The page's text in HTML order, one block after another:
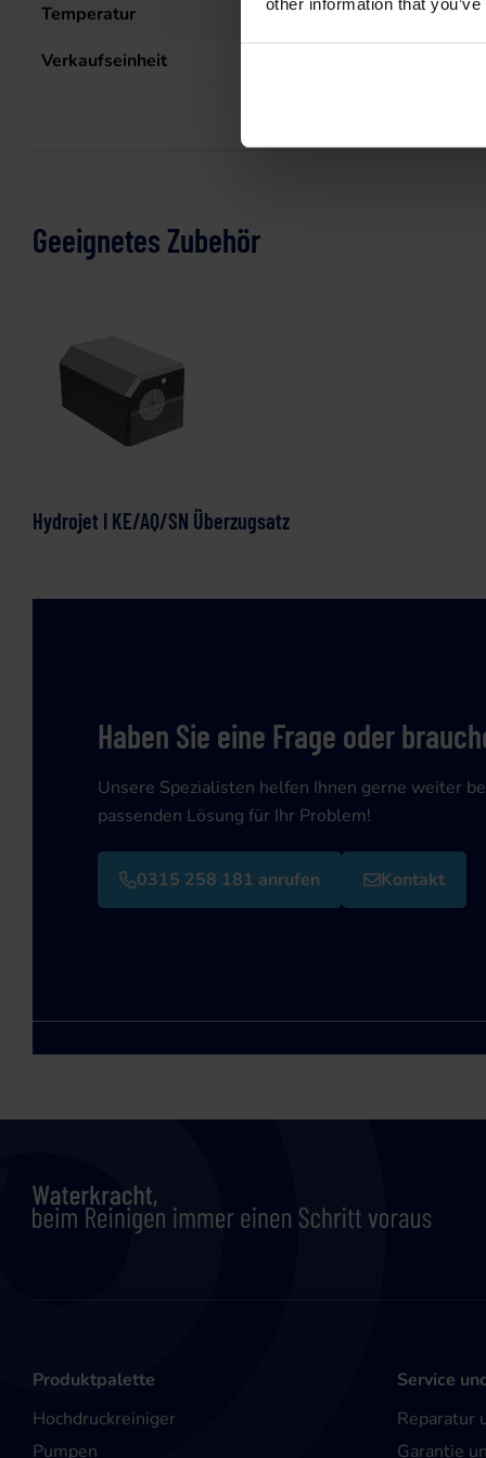
other information that
Temperatur
55 °C
Verkaufseinheit
Geeignetes Zubehör
Hydrojet I KE/AQ/SN Überzugsatz
Haben Sie eine Frage oder
Unsere Spezialisten helfen Ihnen gerne weiter
passenden Lösung für Ihr Problem!
0315 258 181 anrufen Kontakt
Produktpalette
Hochdruckreiniger
Pumpen
Service
Reparatur
Garantie